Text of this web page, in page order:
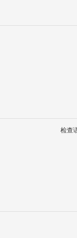
检查